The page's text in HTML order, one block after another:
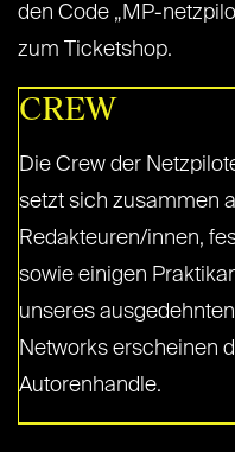
den Code „MP-
zum Ticketshop.
CREW
Die Crew der
setzt sich zusammen
Redakteuren/innen,
sowie einigen
unseres
Networks erscheinen
Autorenhandle.